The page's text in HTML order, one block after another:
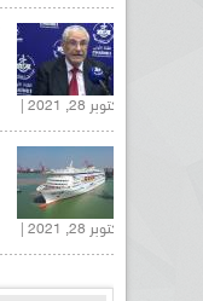
أكتوبر 28, 2021 |
أكتوبر 28, 2021 |